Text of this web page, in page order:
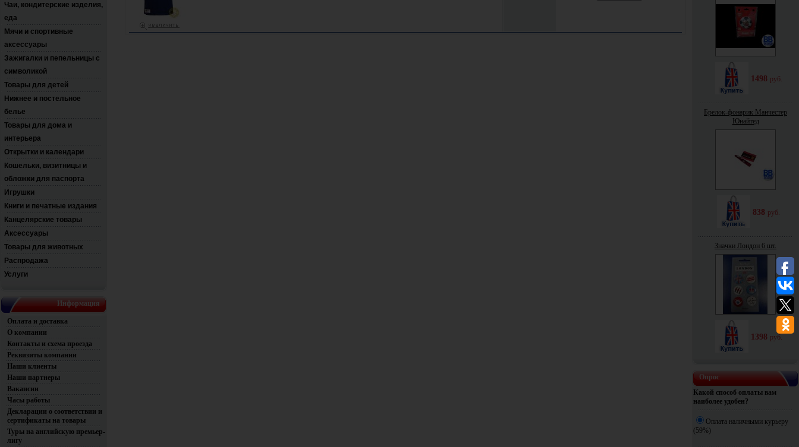
Чаи, кондитерские изделия,
еда
Мячи и спортивные
аксессуары
Зажигалки и пепельницы с
символикой
Товары для детей
Нижнее и постельное
белье
Товары для дома и
интерьера
Открытки и календари
Кошельки, визитницы и
обложки для паспорта
Игрушки
Книги и печатные издания
Канцелярские товары
Аксессуары
Товары для животных
Распродажа
Услуги
Информация
Оплата и доставка
О компании
Контакты и схема проезда
Реквизиты компании
Наши клиенты
Наши партнеры
Вакансии
Часы работы
Декларации о соответствии и
сертификаты на товары
Туры на английскую премьер-
лигу
1498 руб.
Брелок-фонарик Манчестер
Юнайтед
838 руб.
Значки Лондон 6 шт.
1398 руб.
Опрос
Какой способ оплаты вам
наиболее удобен?
Оплата наличными курьеру
(59%)